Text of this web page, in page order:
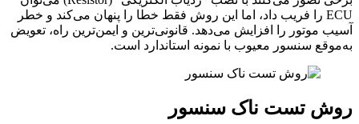
ECU را فریب داد، اما این روش فقط خطا را پنهان می‌کند و خطر
آسیب موتور را افزایش می‌دهد. قانونی‌ترین و ایمن‌ترین راه، تعویض
به‌موقع سنسور معیوب با نمونه استاندارد است.
روش تست ناک سنسور